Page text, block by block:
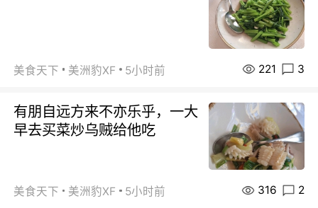
美食天下 美洲豹XF 5小时前 221 3
有朋自远方来不亦乐乎，一大
早去买菜炒乌贼给他吃
美食天下 美洲豹XF 5小时前 316 2